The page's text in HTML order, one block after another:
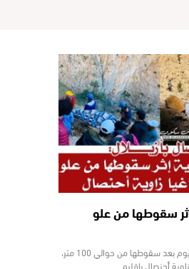
سقوطها من علو
لقيت سائحة مغربية، مصرعها اليوم بعد سقوطها من حوالي 100 متر،
أحنصال بإقليم…